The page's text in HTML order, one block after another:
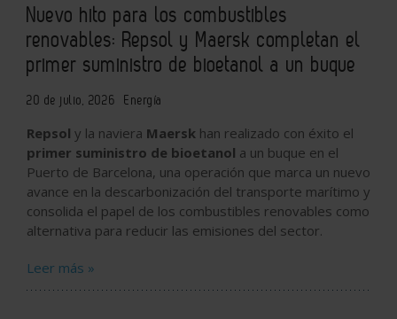
Nuevo hito para los combustibles
renovables: Repsol y Maersk completan el
primer suministro de bioetanol a un buque
20 de julio, 2026 Energía
Repsol y la naviera Maersk han realizado con éxito el
primer suministro de bioetanol a un buque en el
Puerto de Barcelona, una operación que marca un nuevo
avance en la descarbonización del transporte marítimo y
consolida el papel de los combustibles renovables como
alternativa para reducir las emisiones del sector.
Leer más »